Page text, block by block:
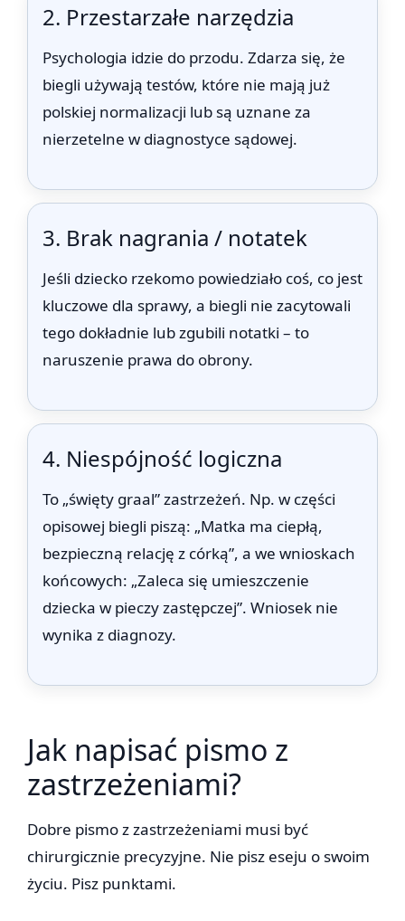
2. Przestarzałe narzędzia
Psychologia idzie do przodu. Zdarza się, że
biegli używają testów, które nie mają już
polskiej normalizacji lub są uznane za
nierzetelne w diagnostyce sądowej.
3. Brak nagrania / notatek
Jeśli dziecko rzekomo powiedziało coś, co jest
kluczowe dla sprawy, a biegli nie zacytowali
tego dokładnie lub zgubili notatki – to
naruszenie prawa do obrony.
4. Niespójność logiczna
To „święty graal” zastrzeżeń. Np. w części
opisowej biegli piszą: „Matka ma ciepłą,
bezpieczną relację z córką”, a we wnioskach
końcowych: „Zaleca się umieszczenie
dziecka w pieczy zastępczej”. Wniosek nie
wynika z diagnozy.
Jak napisać pismo z
zastrzeżeniami?
Dobre pismo z zastrzeżeniami musi być
chirurgicznie precyzyjne. Nie pisz eseju o swoim
życiu. Pisz punktami.